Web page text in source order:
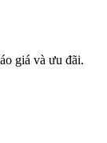
giá và ưu đãi.